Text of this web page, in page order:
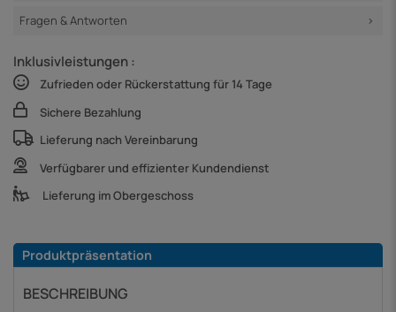
Fragen & Antworten
Inklusivleistungen :
Zufrieden oder Rückerstattung für 14 Tage
Sichere Bezahlung
Lieferung nach Vereinbarung
Verfügbarer und effizienter Kundendienst
Lieferung im Obergeschoss
Produktpräsentation
BESCHREIBUNG